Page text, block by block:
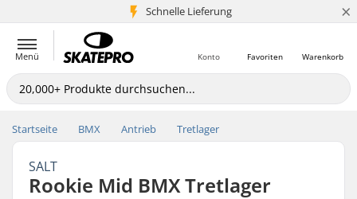
Schnelle Lieferung
5+ Mio. Kunden ×
Menü Warenkorb
Favoriten
Konto
Startseite BMX Antrieb Tretlager
SALT
Rookie Mid BMX Tretlager